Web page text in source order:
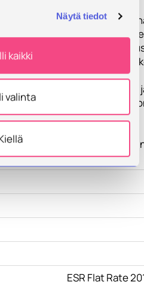
Näytä tiedot
kaikki
valinta
siellä
osallistujat
osallistuvat
päivittäisiin
hoitorutiineihin
elinkaareen.
Hanketta
TAMK.
ESR Flat Rate